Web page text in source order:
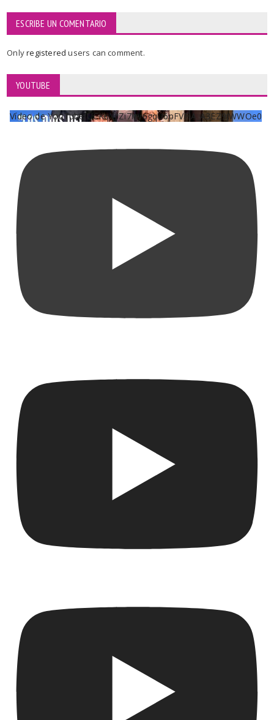
ESCRIBE UN COMENTARIO
Onlyregisteredusers can comment.
YOUTUBE
Vídeo de YouTube UCKqYjiZi7lzy6gqU6pFVFiA_A3EZ9JWWOe0